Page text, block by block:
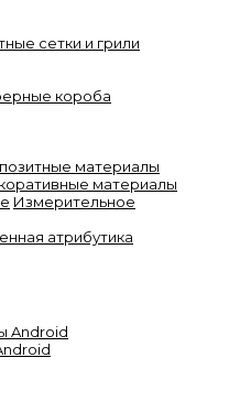
сетки и грили
короба
материалы
материалы
Измерительное
атрибутика